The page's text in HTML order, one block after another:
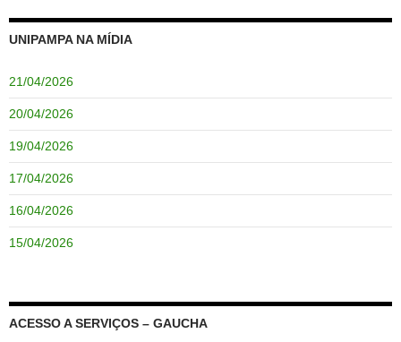
UNIPAMPA NA MÍDIA
21/04/2026
20/04/2026
19/04/2026
17/04/2026
16/04/2026
15/04/2026
ACESSO A SERVIÇOS – GAUCHA